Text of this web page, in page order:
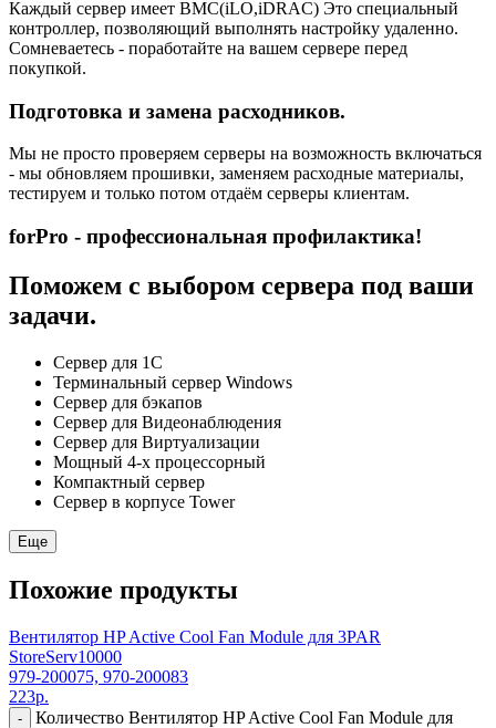
Каждый сервер имеет BMC(iLO,iDRAC) Это специальный
контроллер, позволяющий выполнять настройку удаленно.
Сомневаетесь - поработайте на вашем сервере перед
покупкой.
Подготовка и замена расходников.
Мы не просто проверяем серверы на возможность включаться
- мы обновляем прошивки, заменяем расходные материалы,
тестируем и только потом отдаём серверы клиентам.
forPro - профессиональная профилактика!
Поможем с выбором сервера под ваши
задачи.
Сервер для 1С
Терминальный сервер Windows
Сервер для бэкапов
Сервер для Видеонаблюдения
Сервер для Виртуализации
Мощный 4-х процессорный
Компактный сервер
Сервер в корпусе Tower
Еще
Похожие продукты
Вентилятор HP Active Cool Fan Module для 3PAR
StoreServ10000
979-200075, 970-200083
223р.
-
Количество Вентилятор HP Active Cool Fan Module для